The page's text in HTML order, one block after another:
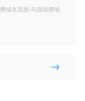
域名页面-勾选续费域